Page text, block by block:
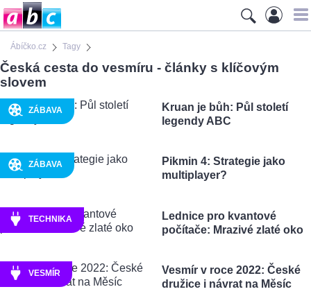
Ábíčko.cz Tagy
Česká cesta do vesmíru - články s klíčovým
slovem
ZÁBAVA
Kruan je bůh: Půl století
legendy ABC
ZÁBAVA
Pikmin 4: Strategie jako
multiplayer?
TECHNIKA
Lednice pro kvantové
počítače: Mrazivé zlaté oko
VESMÍR
Vesmír v roce 2022: České
družice i návrat na Měsíc